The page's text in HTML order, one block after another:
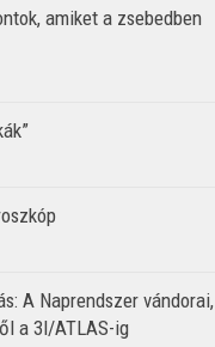
amiket a zsebedben
A Naprendszer vándorai,
a 3I/ATLAS-ig